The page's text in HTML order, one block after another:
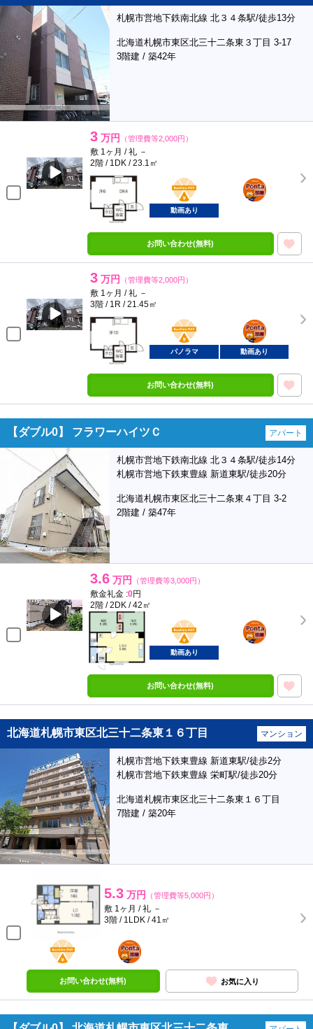
札幌市営地下鉄南北線 北３４条駅/徒歩13分
北海道札幌市東区北三十二条東３丁目 3-17
3階建 / 築42年
3 万円 （管理費等2,000円）
敷 1ヶ月 / 礼 －
2階 / 1DK / 23.1㎡
BunChinPAY
ポンタ
部屋
動画あり
お問い合わせ(無料)
3 万円 （管理費等2,000円）
敷 1ヶ月 / 礼 －
3階 / 1R / 21.45㎡
BunChinPAY
ポンタ
部屋
パノラマ 動画あり
お問い合わせ(無料)
【ダブル0】 フラワーハイツＣ アパート
札幌市営地下鉄南北線 北３４条駅/徒歩14分
札幌市営地下鉄東豊線 新道東駅/徒歩20分
北海道札幌市東区北三十二条東４丁目 3-2
2階建 / 築47年
3.6 万円 （管理費等3,000円）
敷金礼金 :0円
2階 / 2DK / 42㎡
BunChinPAY
ポンタ
部屋
動画あり
お問い合わせ(無料)
北海道札幌市東区北三十二条東１６丁目 マンション
札幌市営地下鉄東豊線 新道東駅/徒歩2分
札幌市営地下鉄東豊線 栄町駅/徒歩20分
北海道札幌市東区北三十二条東１６丁目
7階建 / 築20年
5.3 万円 （管理費等5,000円）
敷 1ヶ月 / 礼 －
3階 / 1LDK / 41㎡
BunChinPAY
ポンタ
部屋
お問い合わせ(無料) お気に入り